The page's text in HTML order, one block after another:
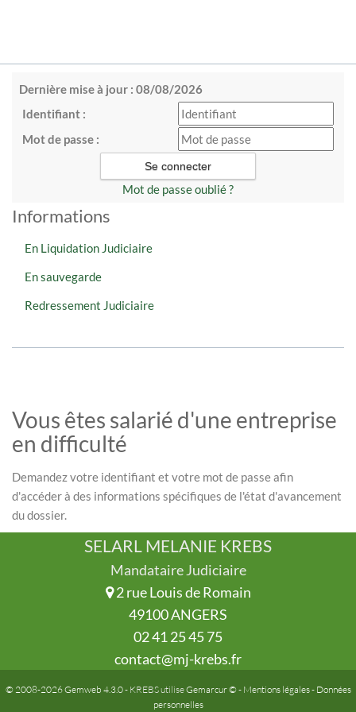
Dernière mise à jour : 08/08/2026
Identifiant :
Mot de passe :
Mot de passe oublié ?
Informations
En Liquidation Judiciaire
En sauvegarde
Redressement Judiciaire
Vous êtes salarié d'une entreprise
en difficulté
Demandez votre identifiant et votre mot de passe afin
d'accéder à des informations spécifiques de l'état d'avancement
du dossier.
SELARL MELANIE KREBS
Mandataire Judiciaire
2 rue Louis de Romain
49100 ANGERS
02 41 25 45 75
contact@mj-krebs.fr
© 2008-2026 Gemweb 4.3.0- KREBS utiliseGemarcur © - Mentions légales- Données
personnelles